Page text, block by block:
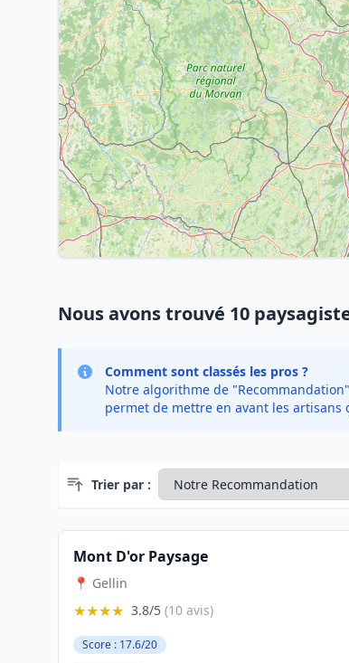
Nous avons trouvé 10
Comment sont classés les pros ?
Notre algorithme de
permet de mettre en avant les
Trier par :
Mont D'or Paysage
📍 Gellin
★★★★ 3.8/5 (10 avis)
Score : 17.6/20